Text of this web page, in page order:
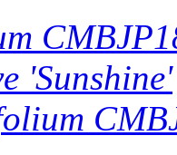
'Sunshine'